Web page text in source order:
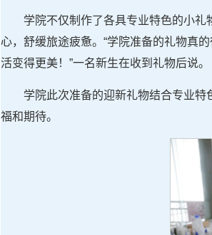
学院不仅制作了各具专业特色的小
心，舒缓旅途疲惫。“学院准备的礼物真
活变得更美！”一名新生在收到礼物后说。
学院此次准备的迎新礼物结合专业特
福和期待。